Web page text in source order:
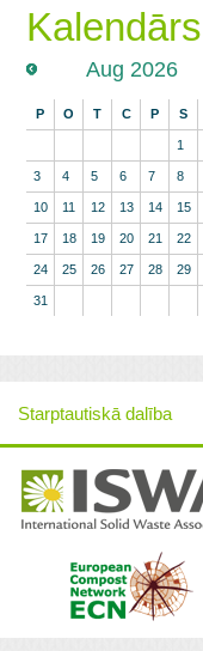
Kalendārs
Aug 2026
P O T C P S
1
3 4 5 6 7 8
10 11 12 13 14 15
17 18 19 20 21 22
24 25 26 27 28 29
31
Starptautiskā dalība